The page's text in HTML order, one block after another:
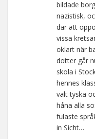
bildade
nazistisk,
där att
vissa
oklart när
dotter går
skola i
hennes
valt tyska
håna alla
fulaste
in Sicht…